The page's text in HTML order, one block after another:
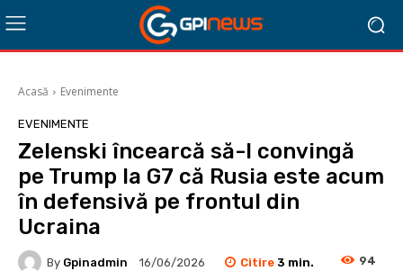
Acasă Evenimente
EVENIMENTE
Zelenski încearcă să-l convingă
pe Trump la G7 că Rusia este acum
în defensivă pe frontul din
Ucraina
By Gpinadmin 16/06/2026 Citire 3 min. 94